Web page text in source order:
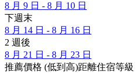
8 月 9 日 - 8 月 10 日
下週末
8 月 14 日 - 8 月 16 日
2 週後
8 月 21 日 - 8 月 23 日
推薦價格 (低到高)距離住宿等級